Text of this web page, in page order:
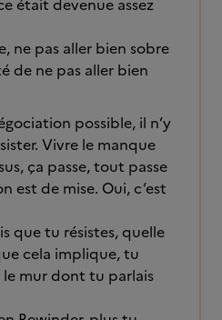
était devenue assez
ne pas aller bien sobre
de ne pas aller bien
possible, il n’y
Vivre le manque
ça passe, tout passe
est de mise. Oui, c’est
que tu résistes, quelle
cela implique, tu
le mur dont tu parlais